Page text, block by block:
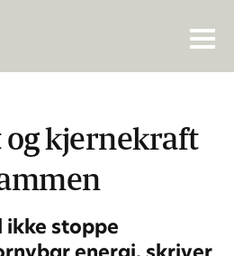
og kjernekraft
stoppe